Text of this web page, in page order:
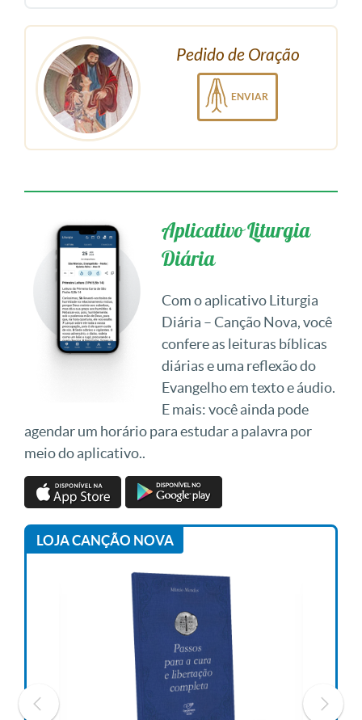
Pedido de Oração
ENVIAR
Aplicativo Liturgia
Diária
Com o aplicativo Liturgia
Diária – Canção Nova, você
confere as leituras bíblicas
diárias e uma reflexão do
Evangelho em texto e áudio.
E mais: você ainda pode
agendar um horário para estudar a palavra por
meio do aplicativo..
LOJA CANÇÃO NOVA